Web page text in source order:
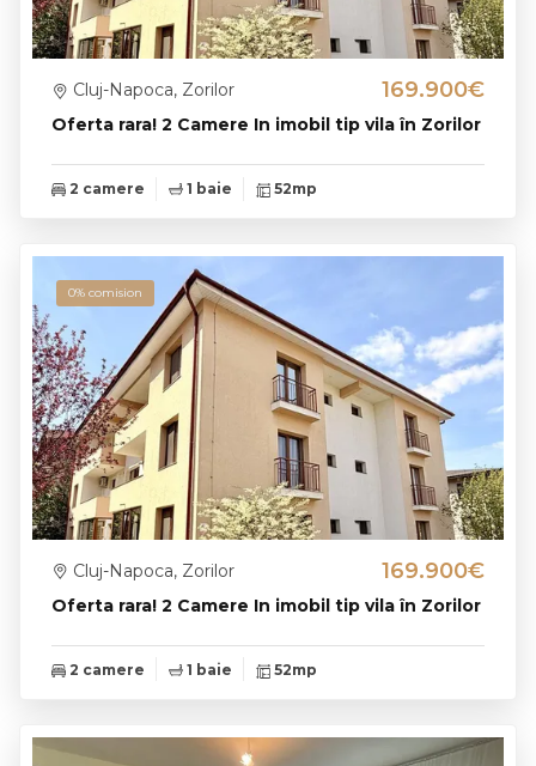
Oferta rara! 2 Camere In imobil tip vila în Zorilor
Cluj-Napoca, Zorilor 169.900€
2 camere 1 baie 52mp
0% comision
Oferta rara! 2 Camere In imobil tip vila în Zorilor
Cluj-Napoca, Zorilor 169.900€
2 camere 1 baie 52mp